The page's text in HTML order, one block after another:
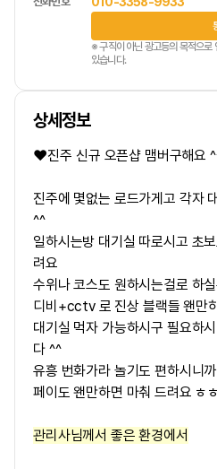
※ 구직이 아닌 광고등의 목적으로
있습니다.
상세정보
❤️진주 신규 오픈샵 맴버구해요
진주에 몇없는 로드가게고 각자
^^
일하시는방 대기실 따로시고 초
려요
수위나 코스도 원하시는걸로 하
디비+cctv 로 진상 블랙들 왠만
대기실 먹자 가능하시구 필요하
다 ^^
유흥 번화가라 놀기도 편하시니
페이도 왠만하면 마춰 드려요 ㅎㅎ
관리사님께서 좋은 환경에서